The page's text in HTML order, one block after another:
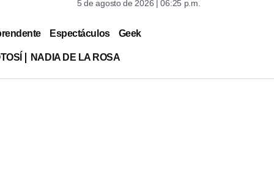
5 de agosto de 2026 | 06:25 p.m.
Espectáculos Geek
NADIA DE LA ROSA